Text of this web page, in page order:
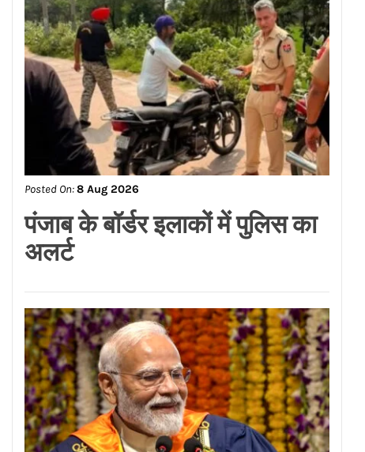
Posted On:8 Aug 2026
जालंधर के एक बाजार में वाहनों की
आमने-सामने टक्कर
Posted On:8 Aug 2026
13 साल से कम उम्र के बच्चों के
लिए बैन होगा सोशल मीडिया, जाने
पूरी खबर